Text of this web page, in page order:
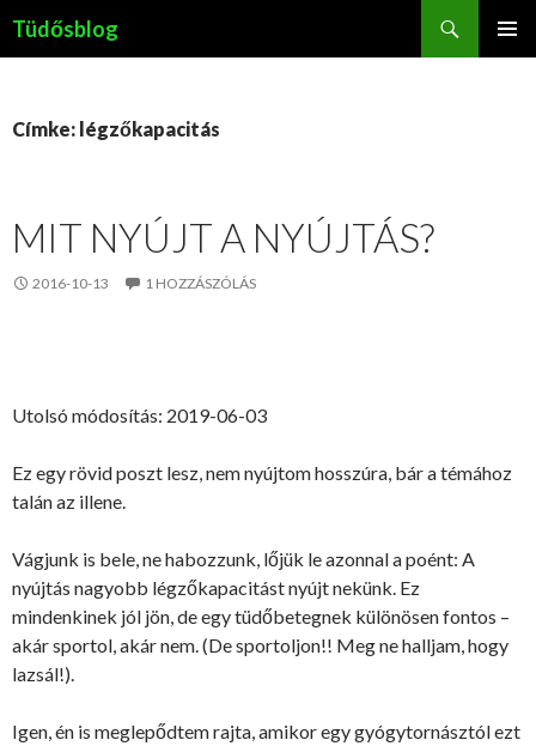
Tüdősblog
Címke: légzőkapacitás
MIT NYÚJT A NYÚJTÁS?
2016-10-13 1 HOZZÁSZÓLÁS
Utolsó módosítás: 2019-06-03
Ez egy rövid poszt lesz, nem nyújtom hosszúra, bár a témához
talán az illene.
Vágjunk is bele, ne habozzunk, lőjük le azonnal a poént: A
nyújtás nagyobb légzőkapacitást nyújt nekünk. Ez
mindenkinek jól jön, de egy tüdőbetegnek különösen fontos –
akár sportol, akár nem. (De sportoljon!! Meg ne halljam, hogy
lazsál!).
Igen, én is meglepődtem rajta, amikor egy gyógytornásztól ezt